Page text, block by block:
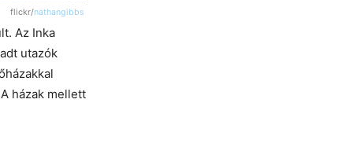
flickr/nathangibbs
Az Inka
utazók
házak mellett